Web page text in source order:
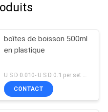
boîtes de boisson 500ml
en plastique
CONTACT